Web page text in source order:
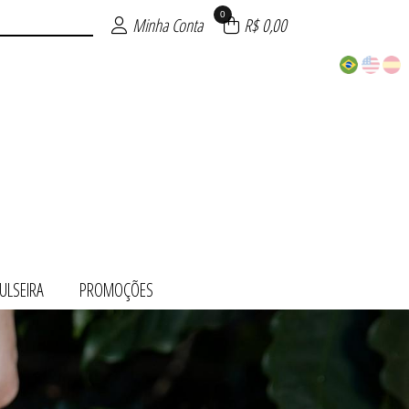
Minha Conta 0 R$ 0,00
PROMOÇÕES